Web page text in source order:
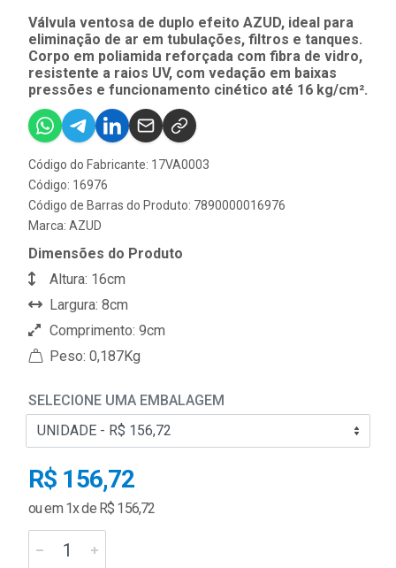
Válvula ventosa de duplo efeito AZUD, ideal para
eliminação de ar em tubulações, filtros e tanques.
Corpo em poliamida reforçada com fibra de vidro,
resistente a raios UV, com vedação em baixas
pressões e funcionamento cinético até 16 kg/cm².
Código do Fabricante: 17VA0003
Código: 16976
Código de Barras do Produto: 7890000016976
Marca: AZUD
Dimensões do Produto
Altura: 16cm
Largura: 8cm
Comprimento: 9cm
Peso: 0,187Kg
SELECIONE UMA EMBALAGEM
R$ 156,72
ou em 1x de R$ 156,72